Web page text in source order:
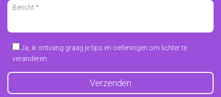
Ja, ik ontvang graag je tips en oefeningen om lichter te
veranderen.